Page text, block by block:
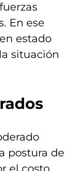
En ese
estado
situación
postura de